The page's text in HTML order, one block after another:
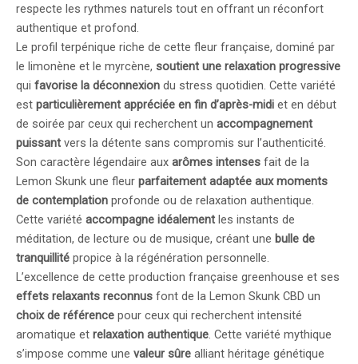
respecte les rythmes naturels tout en offrant un réconfort
authentique et profond.
Le profil terpénique riche de cette fleur française, dominé par
le limonène et le myrcène, soutient une relaxation progressive
qui favorise la déconnexion du stress quotidien. Cette variété
est particulièrement appréciée en fin d’après-midi et en début
de soirée par ceux qui recherchent un accompagnement
puissant vers la détente sans compromis sur l’authenticité.
Son caractère légendaire aux arômes intenses fait de la
Lemon Skunk une fleur parfaitement adaptée aux moments
de contemplation profonde ou de relaxation authentique.
Cette variété accompagne idéalement les instants de
méditation, de lecture ou de musique, créant une bulle de
tranquillité propice à la régénération personnelle.
L’excellence de cette production française greenhouse et ses
effets relaxants reconnus font de la Lemon Skunk CBD un
choix de référence pour ceux qui recherchent intensité
aromatique et relaxation authentique. Cette variété mythique
s’impose comme une valeur sûre alliant héritage génétique